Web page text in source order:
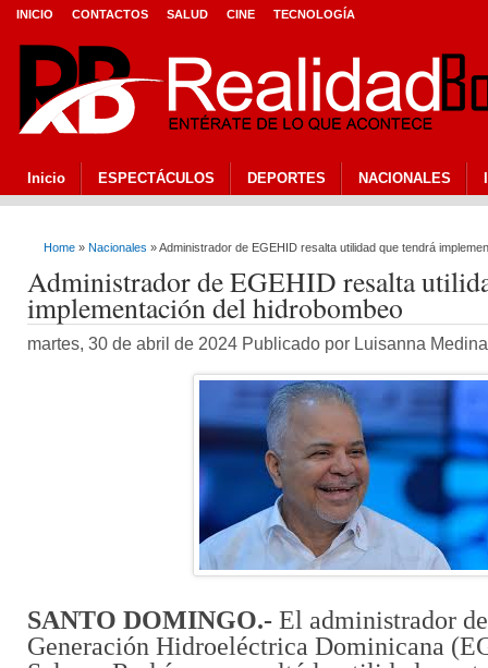
INICIO CONTACTOS SALUD CINE TECNOLOGÍA
Inicio ESPECTÁCULOS DEPORTES NACIONALES
Home » Nacionales » Administrador de EGEHID resalta utilidad que tendrá
Administrador de EGEHID resalta
implementación del hidrobombeo
martes, 30 de abril de 2024 Publicado por Luisanna
SANTO DOMINGO.- El administrador
Generación Hidroeléctrica Dominicana